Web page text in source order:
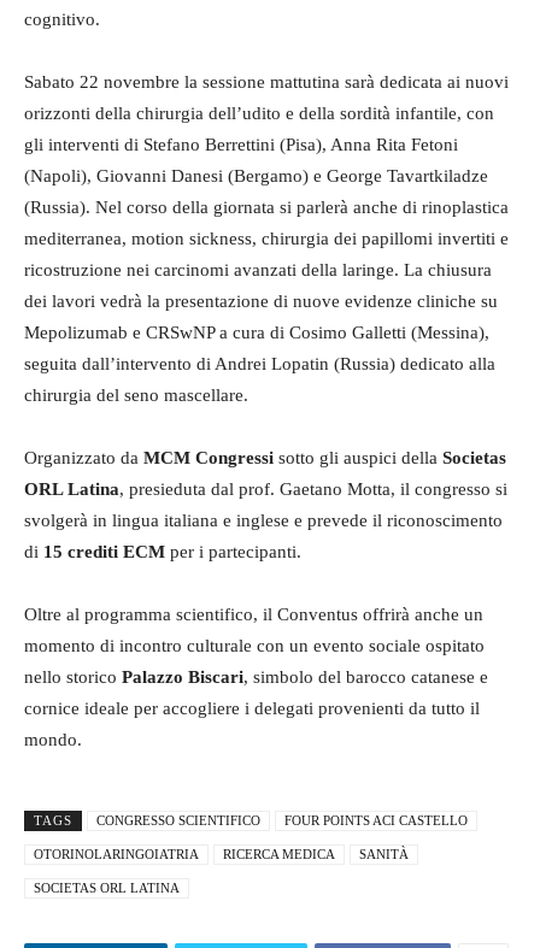
cognitivo.
Sabato 22 novembre la sessione mattutina sarà dedicata ai nuovi
orizzonti della chirurgia dell’udito e della sordità infantile, con
gli interventi di Stefano Berrettini (Pisa), Anna Rita Fetoni
(Napoli), Giovanni Danesi (Bergamo) e George Tavartkiladze
(Russia). Nel corso della giornata si parlerà anche di rinoplastica
mediterranea, motion sickness, chirurgia dei papillomi invertiti e
ricostruzione nei carcinomi avanzati della laringe. La chiusura
dei lavori vedrà la presentazione di nuove evidenze cliniche su
Mepolizumab e CRSwNP a cura di Cosimo Galletti (Messina),
seguita dall’intervento di Andrei Lopatin (Russia) dedicato alla
chirurgia del seno mascellare.
Organizzato da MCM Congressi sotto gli auspici della Societas
ORL Latina, presieduta dal prof. Gaetano Motta, il congresso si
svolgerà in lingua italiana e inglese e prevede il riconoscimento
di 15 crediti ECM per i partecipanti.
Oltre al programma scientifico, il Conventus offrirà anche un
momento di incontro culturale con un evento sociale ospitato
nello storico Palazzo Biscari, simbolo del barocco catanese e
cornice ideale per accogliere i delegati provenienti da tutto il
mondo.
TAGS CONGRESSO SCIENTIFICO FOUR POINTS ACI CASTELLO
OTORINOLARINGOIATRIA RICERCA MEDICA SANITÀ
SOCIETAS ORL LATINA